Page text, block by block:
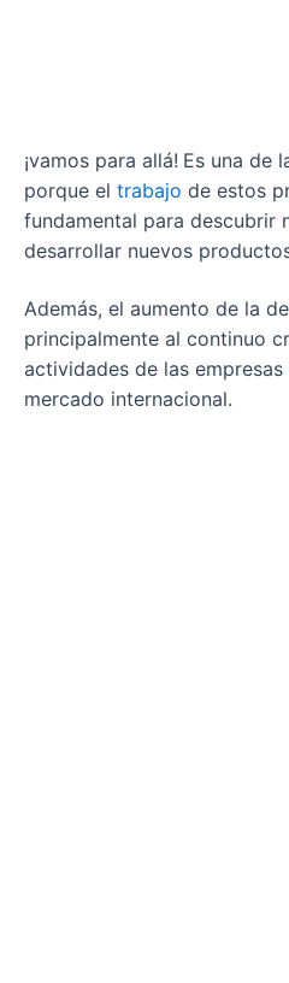
¡vamos para allá! Es una de
porque el trabajo de estos
fundamental para descubrir
desarrollar nuevos
Además, el aumento de la
principalmente al continuo
actividades de las empresas
mercado internacional.